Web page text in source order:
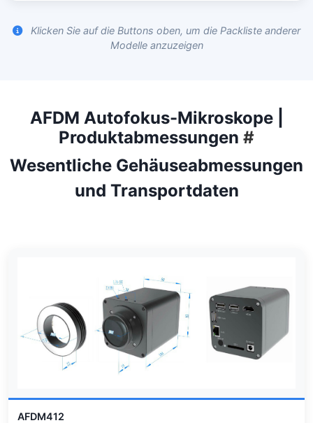
Klicken Sie auf die Buttons oben, um die Packliste anderer
Modelle anzuzeigen
AFDM Autofokus-Mikroskope |
Produktabmessungen #
Wesentliche Gehäuseabmessungen
und Transportdaten
AFDM412